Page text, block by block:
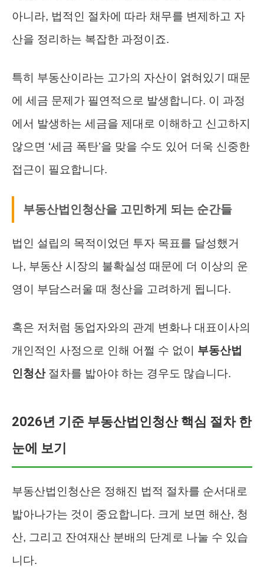
아니라, 법적인 절차에 따라 채무를 변제하고 자
산을 정리하는 복잡한 과정이죠.
특히 부동산이라는 고가의 자산이 얽혀있기 때문
에 세금 문제가 필연적으로 발생합니다. 이 과정
에서 발생하는 세금을 제대로 이해하고 신고하지
않으면 ‘세금 폭탄’을 맞을 수도 있어 더욱 신중한
접근이 필요합니다.
부동산법인청산을 고민하게 되는 순간들
법인 설립의 목적이었던 투자 목표를 달성했거
나, 부동산 시장의 불확실성 때문에 더 이상의 운
영이 부담스러울 때 청산을 고려하게 됩니다.
혹은 저처럼 동업자와의 관계 변화나 대표이사의
개인적인 사정으로 인해 어쩔 수 없이 부동산법
인청산절차를 밟아야 하는 경우도 많습니다.
2026년 기준 부동산법인청산 핵심 절차 한
눈에 보기
부동산법인청산은 정해진 법적 절차를 순서대로
밟아나가는 것이 중요합니다. 크게 보면 해산, 청
산, 그리고 잔여재산 분배의 단계로 나눌 수 있습
니다.